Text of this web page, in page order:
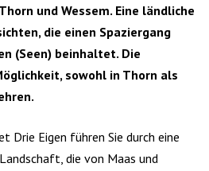
und Wessem. Eine ländliche
die einen Spaziergang
(Seen) beinhaltet. Die
sowohl in Thorn als
Drie Eigen führen Sie durch eine
die von Maas und